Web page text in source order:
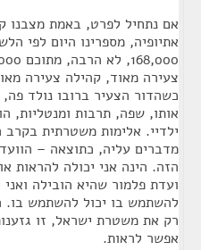
אם נתחיל לפרט, באמת מצבנו
אתיופיה, מספרינו היום לפי
צעירה מאוד, קהילה צעירה
כשהדור הצעיר ברובו נולד
אותו, שפה, תרבות ומנטליות,
ילדיי. אלימות משטרתית
מדברים עליה, כתוצאה –
הזה. הינה אני יכולה להראות
ועדת פלמור שהיא הובילה
להשתמש בו יכול להשתמש
רק את משטרת ישראל, זו
אפשר לראות.